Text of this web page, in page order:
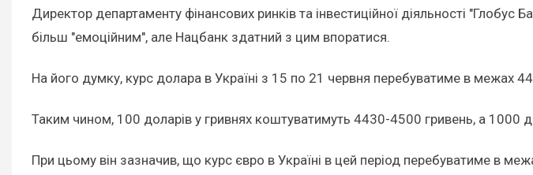
Директор департаменту фінансових ринків та інвестиційної діяльності "Глобус
більш "емоційним", але Нацбанк здатний з цим впоратися.
На його думку, курс долара в Україні з 15 по 21 червня перебуватиме в межах
Таким чином, 100 доларів у гривнях коштуватимуть 4430-4500 гривень, а 1000
При цьому він зазначив, що курс євро в Україні в цей період перебуватиме в